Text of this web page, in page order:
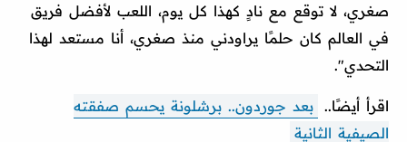
صغري، لا توقع مع نادٍ كهذا كل يوم، اللعب لأفضل فريق
في العالم كان حلمًا يراودني منذ صغري، أنا مستعد لهذا
التحدي".
اقرأ أيضًا.. بعد جوردون.. برشلونة يحسم صفقته
الصيفية الثانية